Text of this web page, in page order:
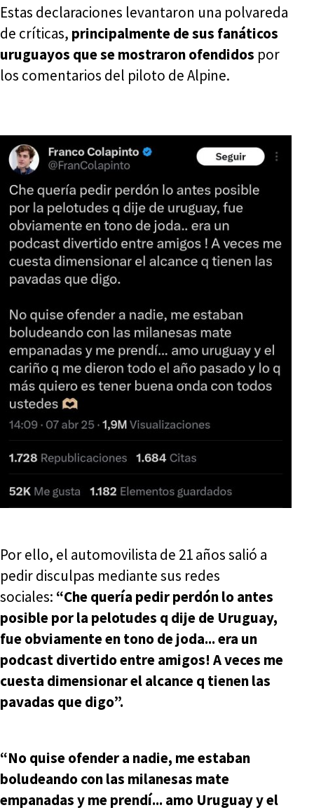
Estas declaraciones levantaron una polvareda
de críticas, principalmente de sus fanáticos
uruguayos que se mostraron ofendidos por
los comentarios del piloto de Alpine.
Por ello, el automovilista de 21 años salió a
pedir disculpas mediante sus redes
sociales: “Che quería pedir perdón lo antes
posible por la pelotudes q dije de Uruguay,
fue obviamente en tono de joda... era un
podcast divertido entre amigos! A veces me
cuesta dimensionar el alcance q tienen las
pavadas que digo”.
“No quise ofender a nadie, me estaban
boludeando con las milanesas mate
empanadas y me prendí... amo Uruguay y el